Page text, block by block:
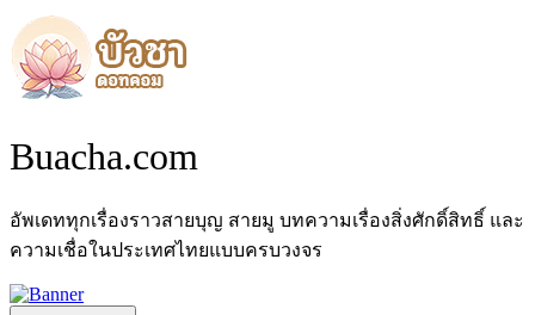
Buacha.com
อัพเดททุกเรื่องราวสายบุญ สายมู บทความเรื่องสิ่งศักดิ์สิทธิ์ และ
ความเชื่อในประเทศไทยแบบครบวงจร